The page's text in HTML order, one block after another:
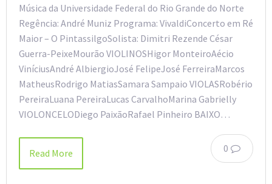
Música da Universidade Federal do Rio Grande do Norte
Regência: André Muniz Programa: VivaldiConcerto em Ré
Maior – O PintassilgoSolista: Dimitri Rezende César
Guerra-PeixeMourão VIOLINOSHigor MonteiroAécio
ViníciusAndré AlbiergioJosé FelipeJosé FerreiraMarcos
MatheusRodrigo MatiasSamara Sampaio VIOLASRobério
PereiraLuana PereiraLucas CarvalhoMarina Gabrielly
VIOLONCELODiego PaixãoRafael Pinheiro BAIXO…
0
Read More